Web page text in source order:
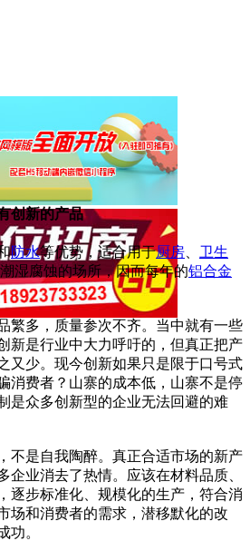
创新的产品
防水等优势，适合用于厨房
卫生
湿腐蚀的场所，因而每年的铝合金
繁多，质量参次不齐。当中就有一些
新是行业中大力呼吁的，但真正把产
又少。现今创新如果只是限于口号式
消费者？山寨的成本低，山寨不是停
是众多创新型的企业无法回避的难
不是自我陶醉。真正合适市场的新产
企业消去了热情。应该在材料品质、
逐步标准化、规模化的生产，符合消
场和消费者的需求，潜移默化的改
功。